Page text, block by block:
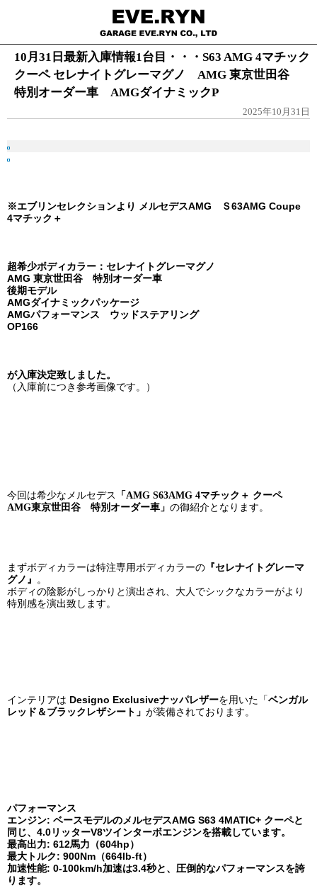
10月31日最新入庫情報1台目・・・S63 AMG 4マチック
クーペ セレナイトグレーマグノ AMG 東京世田谷
特別オーダー車 AMGダイナミックP
2025年10月31日
※エブリンセレクションより メルセデスAMG Ｓ63AMG Coupe
4マチック＋
超希少ボディカラー：セレナイトグレーマグノ
AMG 東京世田谷 特別オーダー車
後期モデル
AMGダイナミックパッケージ
AMGパフォーマンス ウッドステアリング
OP166
が入庫決定致しました。
（入庫前につき参考画像です。）
今回は希少なメルセデス 「AMG S63AMG 4マチック＋ クーペ
AMG東京世田谷 特別オーダー車」 の御紹介となります。
まずボディカラーは特注専用ボディカラーの 『セレナイトグレーマ
グノ』
。
ボディの陰影がしっかりと演出され、大人でシックなカラーがより
特別感を演出致します。
インテリアは Designo Exclusiveナッパレザーを用いた「ベンガル
レッド＆ブラックレザシート」 が装備されております。
パフォーマンス
エンジン: ベースモデルのメルセデスAMG S63 4MATIC+ クーペと
同じ、4.0リッターV8ツインターボエンジンを搭載しています。
最高出力: 612馬力（604hp）
最大トルク: 900Nm（664lb-ft）
加速性能: 0-100km/h加速は3.4秒と、圧倒的なパフォーマンスを誇
ります。